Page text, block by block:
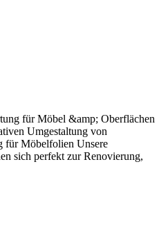
für Möbel &amp; Oberflächen
Umgestaltung von
für Möbelfolien Unsere
sich perfekt zur Renovierung,